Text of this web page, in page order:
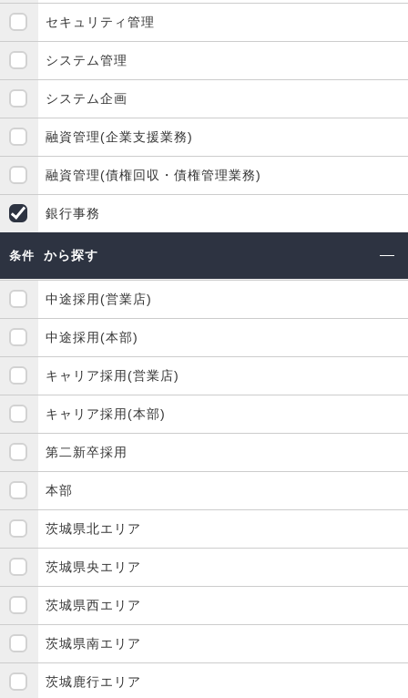
セキュリティ管理
システム管理
システム企画
融資管理(企業支援業務)
融資管理(債権回収・債権管理業務)
銀行事務
条件 から探す
中途採用(営業店)
中途採用(本部)
キャリア採用(営業店)
キャリア採用(本部)
第二新卒採用
本部
茨城県北エリア
茨城県央エリア
茨城県西エリア
茨城県南エリア
茨城鹿行エリア